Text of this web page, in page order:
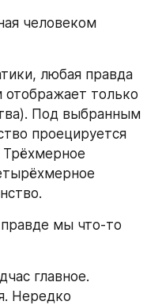
человеком
любая правда
отображает только
Под выбранным
проецируется
Трёхмерное
правде мы что-то
главное.
Нередко